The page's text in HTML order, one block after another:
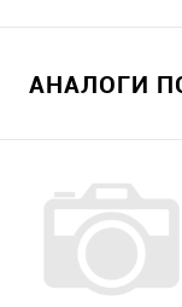
АНАЛОГИ